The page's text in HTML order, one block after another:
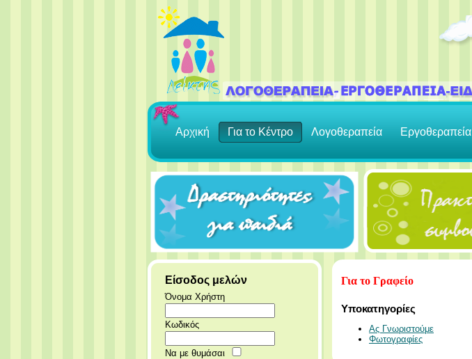
Αρχική Για το Κέντρο Λογοθεραπεία Εργοθεραπεία
Είσοδος μελών
Όνομα Χρήστη
Κωδικός
Να με θυμάσαι
Για το Γραφείο
Υποκατηγορίες
Ας Γνωριστούμε
Φωτογραφίες